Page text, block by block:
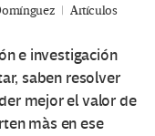
Artículos
e investigación
saben resolver
mejor el valor de
màs en ese